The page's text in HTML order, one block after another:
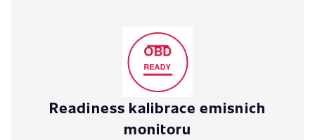
Readiness kalibrace emisnich
monitoru